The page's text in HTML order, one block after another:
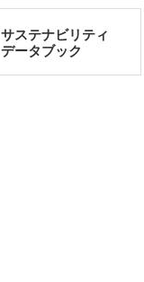
サステナビリティ
データブック